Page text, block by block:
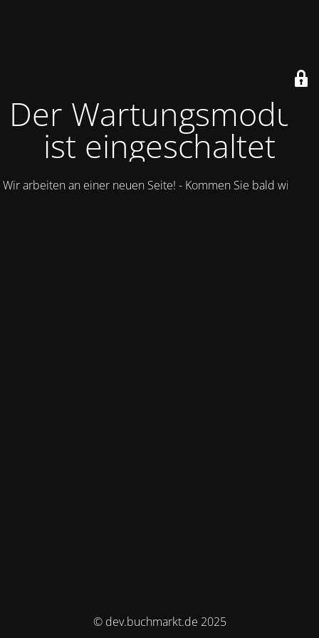
Der Wartungsmodus
ist eingeschaltet
Wir arbeiten an einer neuen Seite! - Kommen Sie bald wieder.
© dev.buchmarkt.de 2025